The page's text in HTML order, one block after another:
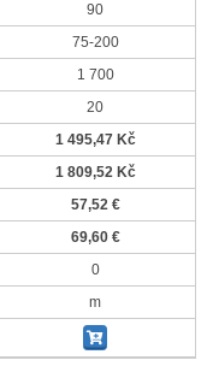
90
75-200
1 700
20
1 495,47 Kč
1 809,52 Kč
57,52 €
69,60 €
0
m